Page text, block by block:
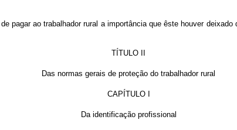
pagar ao trabalhador rural a importância que êste houver
TÍTULO II
Das normas gerais de proteção do trabalhador rural
CAPÍTULO I
Da identificação profissional